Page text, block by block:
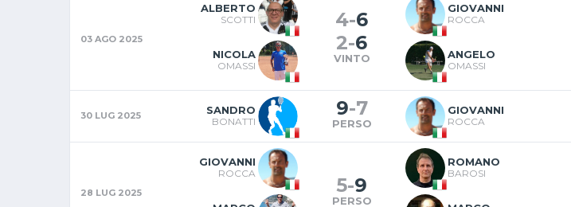
03 AGO 2025
ALBERTO
SCOTTI
NICOLA
OMASSI
4-6
2-6
VINTO
GIOVANNI
ROCCA
ANGELO
OMASSI
30 LUG 2025 SANDRO
BONATTI
9-7
PERSO
GIOVANNI
ROCCA
28 LUG 2025
GIOVANNI
ROCCA
5-9
PERSO
ROMANO
BAROSI